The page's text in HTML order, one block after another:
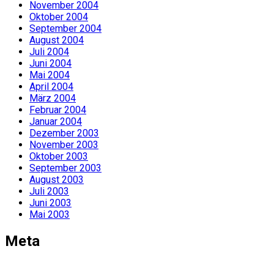
November 2004
Oktober 2004
September 2004
August 2004
Juli 2004
Juni 2004
Mai 2004
April 2004
März 2004
Februar 2004
Januar 2004
Dezember 2003
November 2003
Oktober 2003
September 2003
August 2003
Juli 2003
Juni 2003
Mai 2003
Meta